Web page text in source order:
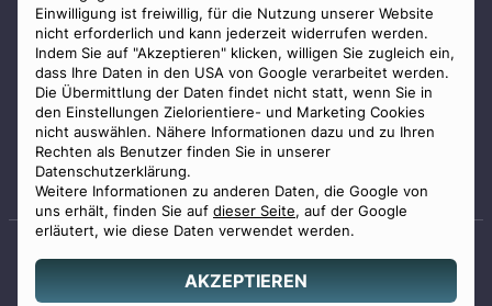
Einwilligung ist freiwillig, für die Nutzung unserer Website
nicht erforderlich und kann jederzeit widerrufen werden.
Indem Sie auf "Akzeptieren" klicken, willigen Sie zugleich ein,
dass Ihre Daten in den USA von Google verarbeitet werden.
Die Übermittlung der Daten findet nicht statt, wenn Sie in
den Einstellungen Zielorientiere- und Marketing Cookies
nicht auswählen. Nähere Informationen dazu und zu Ihren
Rechten als Benutzer finden Sie in unserer
Datenschutzerklärung.
Weitere Informationen zu anderen Daten, die Google von
uns erhält, finden Sie auf dieser Seite, auf der Google
erläutert, wie diese Daten verwendet werden.
AKZEPTIEREN
Staatlich geprüfter
© 2026 Benu GmbH. Alle Rechte vorbehalten.